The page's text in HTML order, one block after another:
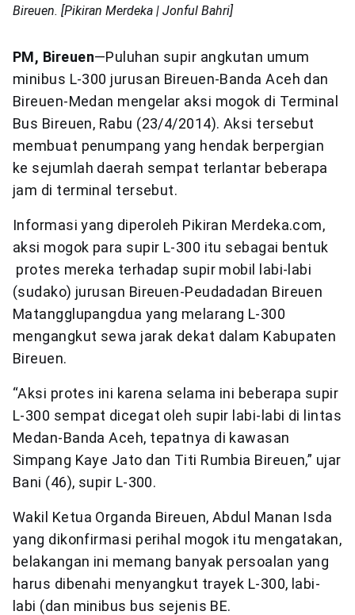
Bireuen. [Pikiran Merdeka | Jonful Bahri]
PM, Bireuen—Puluhan supir angkutan umum
minibus L-300 jurusan Bireuen-Banda Aceh dan
Bireuen-Medan mengelar aksi mogok di Terminal
Bus Bireuen, Rabu (23/4/2014). Aksi tersebut
membuat penumpang yang hendak berpergian
ke sejumlah daerah sempat terlantar beberapa
jam di terminal tersebut.
Informasi yang diperoleh Pikiran Merdeka.com,
aksi mogok para supir L-300 itu sebagai bentuk
protes mereka terhadap supir mobil labi-labi
(sudako) jurusan Bireuen-Peudadadan Bireuen
Matangglupangdua yang melarang L-300
mengangkut sewa jarak dekat dalam Kabupaten
Bireuen.
“Aksi protes ini karena selama ini beberapa supir
L-300 sempat dicegat oleh supir labi-labi di lintas
Medan-Banda Aceh, tepatnya di kawasan
Simpang Kaye Jato dan Titi Rumbia Bireuen,” ujar
Bani (46), supir L-300.
Wakil Ketua Organda Bireuen, Abdul Manan Isda
yang dikonfirmasi perihal mogok itu mengatakan,
belakangan ini memang banyak persoalan yang
harus dibenahi menyangkut trayek L-300, labi-
labi (dan minibus bus sejenis BE.